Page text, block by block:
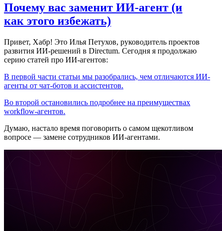
Почему вас заменит ИИ‑агент (и
как этого избежать)
Привет, Хабр! Это Илья Петухов, руководитель проектов
развития ИИ-решений в Directum. Сегодня я продолжаю
серию статей про ИИ-агентов:
В первой части статьи мы разобрались, чем отличаются ИИ-
агенты от чат-ботов и ассистентов.
Во второй остановились подробнее на преимуществах
workflow-агентов.
Думаю, настало время поговорить о самом щекотливом
вопросе — замене сотрудников ИИ-агентами.